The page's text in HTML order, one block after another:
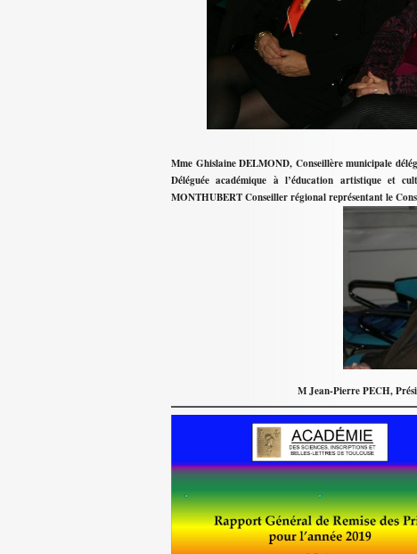
Mme Ghislaine DELMOND, Conseillère municipale
Déléguée académique à l’éducation artistique et
MONTHUBERT Conseiller régional représentant le
M Jean-Pierre PECH,